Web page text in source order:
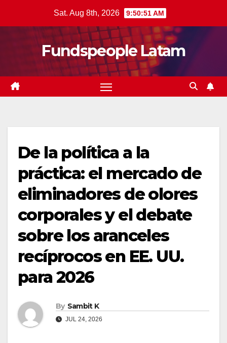
Sat. Aug 8th, 2026 9:50:52 AM
Fundspeople Latam
De la política a la
práctica: el mercado de
eliminadores de olores
corporales y el debate
sobre los aranceles
recíprocos en EE. UU.
para 2026
By Sambit K
JUL 24, 2026